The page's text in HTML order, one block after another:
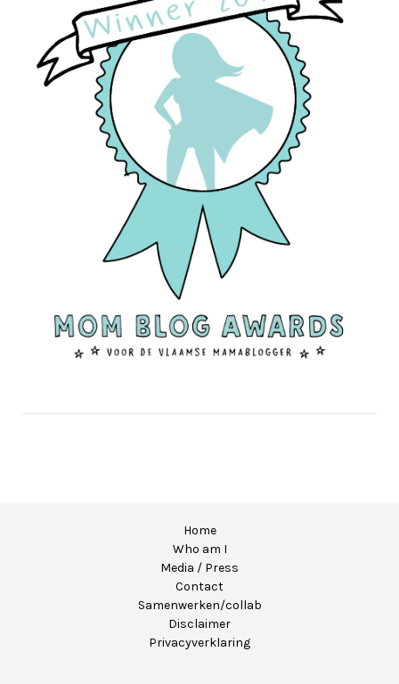
Home
Who am I
Media / Press
Contact
Samenwerken/collab
Disclaimer
Privacyverklaring